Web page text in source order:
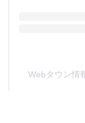
Webタウン情